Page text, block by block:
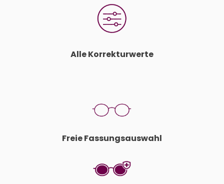
Alle Korrekturwerte
Freie Fassungsauswahl